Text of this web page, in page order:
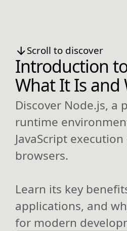
Scroll to discover
Introduction
What It Is and
Discover Node.js, a
runtime
JavaScript
browsers.
Learn its key
applications, and
for modern